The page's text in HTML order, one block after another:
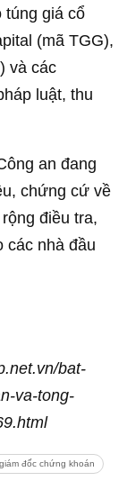
túng giá cổ
(mã TGG),
và các
luật, thu
an đang
chứng cứ về
điều tra,
các nhà đầu
bat-
va-tong-
đốc chứng khoán